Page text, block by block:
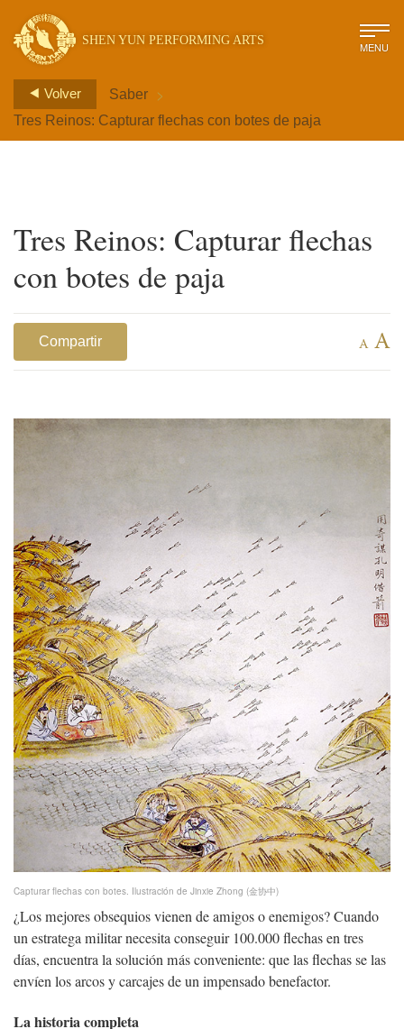
SHEN YUN PERFORMING ARTS MENU
Volver Saber >
Tres Reinos: Capturar flechas con botes de paja
Tres Reinos: Capturar flechas
con botes de paja
Compartir A A
Capturar flechas con botes. Ilustración de Jinxie Zhong (金协中)
¿Los mejores obsequios vienen de amigos o enemigos? Cuando
un estratega militar necesita conseguir 100.000 flechas en tres
días, encuentra la solución más conveniente: que las flechas se las
envíen los arcos y carcajes de un impensado benefactor.
La historia completa